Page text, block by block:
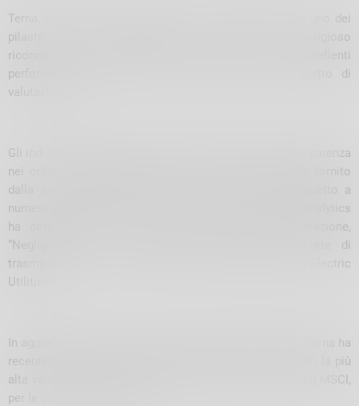
Terna, per cui la sostenibilità è un driver strategico e uno dei
pilastri della propria attività, ha ottenuto il prestigioso
riconoscimento internazionale grazie alle eccellenti
performance registrate in tutti gli ambiti ESG oggetto di
valutazione.
Gli indici STOXX ESG si caratterizzano, infatti, per la trasparenza
nei criteri di selezione, basati su un modello di rating fornito
dalla società Sustainalytics che valuta le aziende rispetto a
numerosi indicatori. Nel suo ultimo assessment, Sustainalytics
ha confermato a Terna la migliore classe di valutazione,
“Negligible risk”, che posiziona il gestore della rete di
trasmissione al vertice del settore globale delle “Electric
Utilities”.
In aggiunta alla presenza nel prestigioso indice STOXX, Terna ha
recentemente ottenuto anche la conferma della “tripla A”, la più
alta valutazione possibile da parte della società di rating MSCI,
per le proprie pratiche ESG.